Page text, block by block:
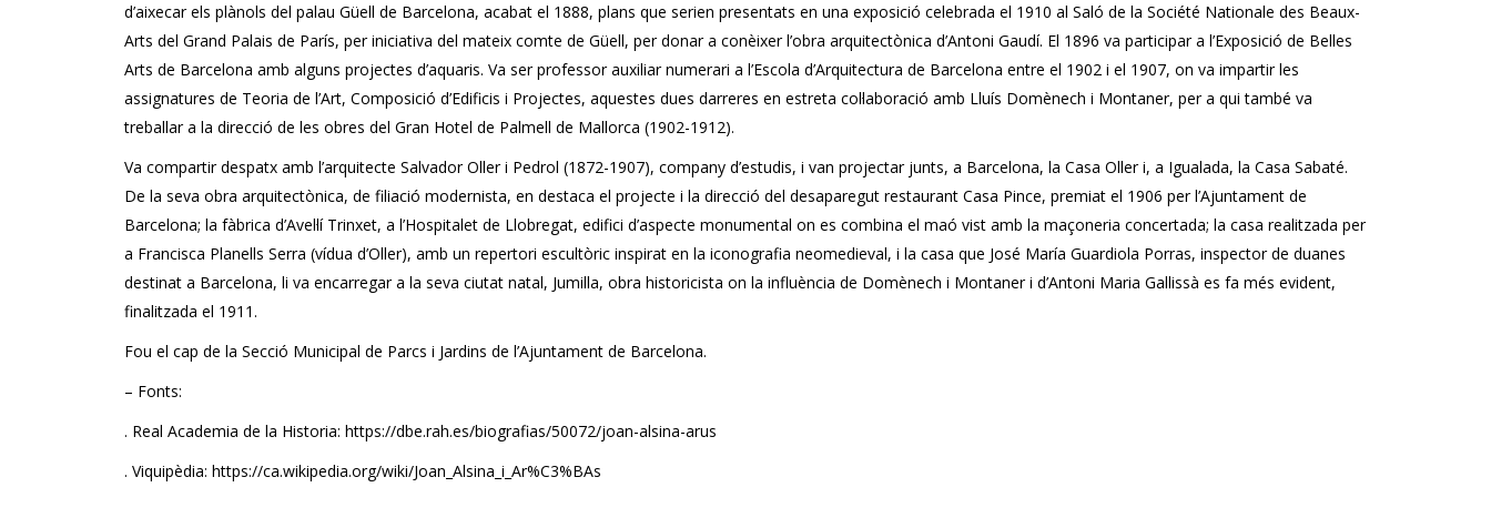
d’aixecar els plànols del palau Güell de Barcelona, ​​acabat el 1888, plans que serien presentats en una exposició celebrada el 1910 al Saló de la Société Nationale des Beaux-
Arts del Grand Palais de París, per iniciativa del mateix comte de Güell, per donar a conèixer l’obra arquitectònica d’Antoni Gaudí. El 1896 va participar a l’Exposició de Belles
Arts de Barcelona amb alguns projectes d’aquaris. Va ser professor auxiliar numerari a l’Escola d’Arquitectura de Barcelona entre el 1902 i el 1907, on va impartir les
assignatures de Teoria de l’Art, Composició d’Edificis i Projectes, aquestes dues darreres en estreta col·laboració amb Lluís Domènech i Montaner, per a qui també va
treballar a la direcció de les obres del Gran Hotel de Palmell de Mallorca (1902-1912).
Va compartir despatx amb l’arquitecte Salvador Oller i Pedrol (1872-1907), company d’estudis, i van projectar junts, a Barcelona, ​​la Casa Oller i, a Igualada, la Casa Sabaté.
De la seva obra arquitectònica, de filiació modernista, en destaca el projecte i la direcció del desaparegut restaurant Casa Pince, premiat el 1906 per l’Ajuntament de
Barcelona; la fàbrica d’Avel·lí Trinxet, a l’Hospitalet de Llobregat, edifici d’aspecte monumental on es combina el maó vist amb la maçoneria concertada; la casa realitzada per
a Francisca Planells Serra (vídua d’Oller), amb un repertori escultòric inspirat en la iconografia neomedieval, i la casa que José María Guardiola Porras, inspector de duanes
destinat a Barcelona, ​​li va encarregar a la seva ciutat natal, Jumilla, obra historicista on la influència de Domènech i Montaner i d’Antoni Maria Gallissà es fa més evident,
finalitzada el 1911.
Fou el cap de la Secció Municipal de Parcs i Jardins de l’Ajuntament de Barcelona.
– Fonts:
. Real Academia de la Historia: https://dbe.rah.es/biografias/50072/joan-alsina-arus
. Viquipèdia: https://ca.wikipedia.org/wiki/Joan_Alsina_i_Ar%C3%BAs